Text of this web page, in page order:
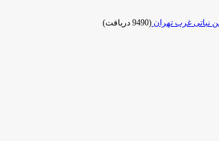
(9490 دریافت)